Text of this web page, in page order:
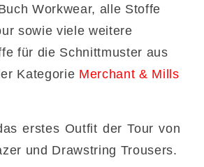
Workwear, alle Stoffe
sowie viele weitere
für die Schnittmuster aus
Kategorie Merchant & Mills
erstes Outfit der Tour von
und Drawstring Trousers.